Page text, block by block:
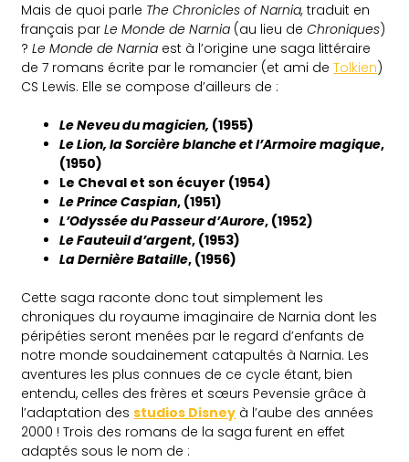
Mais de quoi parle The Chronicles of Narnia,traduit en
français parLe Monde de Narnia (au lieu deChroniques)
? Le Monde de Narnia est à l’origine une saga littéraire
de 7 romans écrite par le romancier (et ami deTolkien)
CS Lewis. Elle se compose d’ailleurs de :
Le Neveu du magicien, (1955)
Le Lion, la Sorcière blanche et l’Armoire magique,
(1950)
Le Cheval et son écuyer (1954)
Le Prince Caspian, (1951)
L’Odyssée du Passeur d’Aurore, (1952)
Le Fauteuil d’argent, (1953)
La Dernière Bataille, (1956)
Cette saga raconte donc tout simplement les
chroniques du royaume imaginaire de Narnia dont les
péripéties seront menées par le regard d’enfants de
notre monde soudainement catapultés à Narnia. Les
aventures les plus connues de ce cycle étant, bien
entendu, celles des frères et sœurs Pevensie grâce à
l’adaptation desstudios Disney à l’aube des années
2000 ! Trois des romans de la saga furent en effet
adaptés sous le nom de :